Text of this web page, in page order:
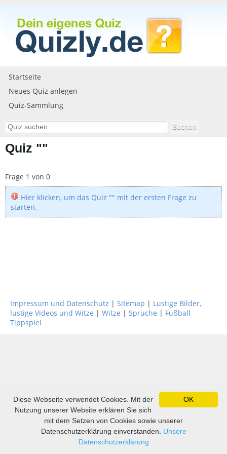
Startseite
Neues Quiz anlegen
Quiz-Sammlung
Quiz ""
Frage 1 von 0
Hier klicken, um das Quiz "" mit der ersten Frage zu
starten.
Impressum und Datenschutz | Sitemap | Lustige Bilder,
lustige Videos und Witze | Witze | Sprüche | Fußball
Tippspiel
OK
Diese Webseite verwendet Cookies. Mit der
Nutzung unserer Website erklären Sie sich
mit dem Setzen von Cookies sowie unserer
Datenschutzerklärung einverstanden. Unsere
Datenschutzerklärung